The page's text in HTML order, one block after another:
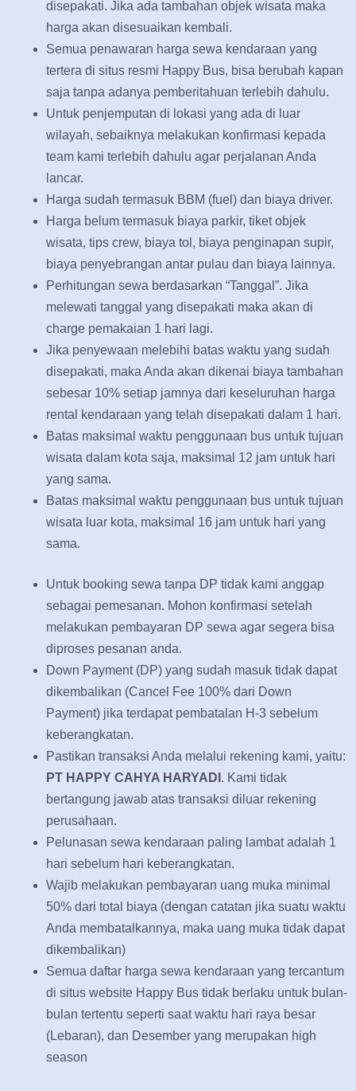
disepakati. Jika ada tambahan objek wisata maka
harga akan disesuaikan kembali.
Semua penawaran harga sewa kendaraan yang
tertera di situs resmi Happy Bus, bisa berubah kapan
saja tanpa adanya pemberitahuan terlebih dahulu.
Untuk penjemputan di lokasi yang ada di luar
wilayah, sebaiknya melakukan konfirmasi kepada
team kami terlebih dahulu agar perjalanan Anda
lancar.
Harga sudah termasuk BBM (fuel) dan biaya driver.
Harga belum termasuk biaya parkir, tiket objek
wisata, tips crew, biaya tol, biaya penginapan supir,
biaya penyebrangan antar pulau dan biaya lainnya.
Perhitungan sewa berdasarkan “Tanggal”. Jika
melewati tanggal yang disepakati maka akan di
charge pemakaian 1 hari lagi.
Jika penyewaan melebihi batas waktu yang sudah
disepakati, maka Anda akan dikenai biaya tambahan
sebesar 10% setiap jamnya dari keseluruhan harga
rental kendaraan yang telah disepakati dalam 1 hari.
Batas maksimal waktu penggunaan bus untuk tujuan
wisata dalam kota saja, maksimal 12 jam untuk hari
yang sama.
Batas maksimal waktu penggunaan bus untuk tujuan
wisata luar kota, maksimal 16 jam untuk hari yang
sama.
Untuk booking sewa tanpa DP tidak kami anggap
sebagai pemesanan. Mohon konfirmasi setelah
melakukan pembayaran DP sewa agar segera bisa
diproses pesanan anda.
Down Payment (DP) yang sudah masuk tidak dapat
dikembalikan (Cancel Fee 100% dari Down
Payment) jika terdapat pembatalan H-3 sebelum
keberangkatan.
Pastikan transaksi Anda melalui rekening kami, yaitu:
PT HAPPY CAHYA HARYADI . Kami tidak
bertangung jawab atas transaksi diluar rekening
perusahaan.
Pelunasan sewa kendaraan paling lambat adalah 1
hari sebelum hari keberangkatan.
Wajib melakukan pembayaran uang muka minimal
50% dari total biaya (dengan catatan jika suatu waktu
Anda membatalkannya, maka uang muka tidak dapat
dikembalikan)
Semua daftar harga sewa kendaraan yang tercantum
di situs website Happy Bus tidak berlaku untuk bulan-
bulan tertentu seperti saat waktu hari raya besar
(Lebaran), dan Desember yang merupakan high
season